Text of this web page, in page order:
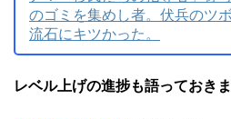
のゴミを集めし者。伏兵のツ
流石にキツかった。
レベル上げの進捗も語っておきま